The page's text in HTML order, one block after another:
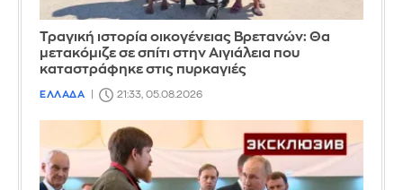
Τραγική ιστορία οικογένειας Βρετανών: Θα
μετακόμιζε σε σπίτι στην Αιγιάλεια που
καταστράφηκε στις πυρκαγιές
ΕΛΛΑΔΑ 21:33, 05.08.2026